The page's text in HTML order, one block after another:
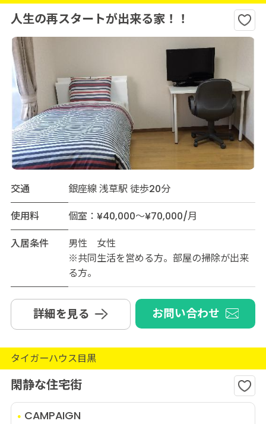
人生の再スタートが出来る家！！
交通
銀座線 浅草駅 徒歩20分
使用料
個室：¥40,000～¥70,000/月
入居条件
男性 女性
※共同生活を営める方。部屋の掃除が出来
る方。
詳細を見る お問い合わせ
タイガーハウス目黒
閑静な住宅街
CAMPAIGN